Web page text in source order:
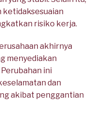
ketidaksesuaian
risiko kerja.
akhirnya
menyediakan
ini
dan
akibat penggantian